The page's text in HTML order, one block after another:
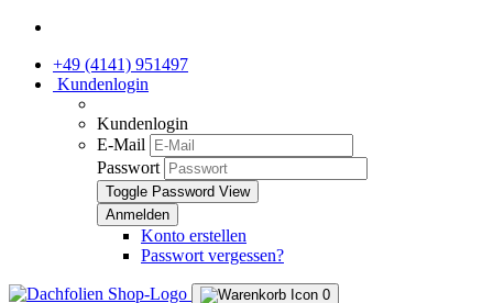
+49 (4141) 951497
Kundenlogin
Kundenlogin
E-Mail
Passwort
Toggle Password View
Konto erstellen
Passwort vergessen?
0